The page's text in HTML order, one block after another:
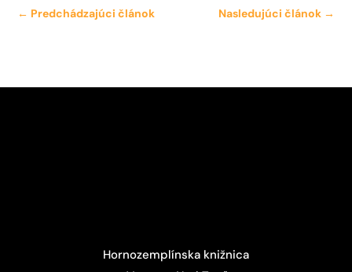
← Predchádzajúci článok Nasledujúci článok→
Hornozemplínska knižnica